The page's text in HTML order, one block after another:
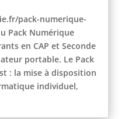
pack-numerique-
Pack Numérique
en CAP et Seconde
portable. Le Pack
: la mise à disposition
individuel,